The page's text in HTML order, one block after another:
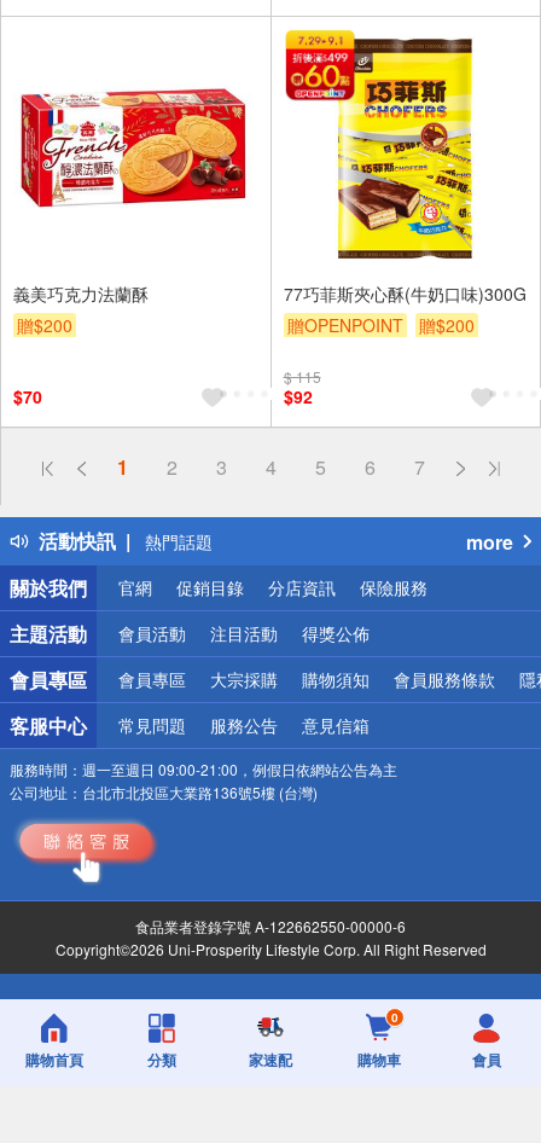
義美巧克力法蘭酥
贈$200
$70
77巧菲斯夾心酥(牛奶口味)300G
贈OPENPOINT
贈$200
$ 115
$92
1 2 3 4 5 6 7
活動快訊
偏遠地區配送
得獎公告
熱門話題
銀行優惠
偏遠地區配送
詐騙網頁！請小心！
more
關於我們
官網 促銷目錄 分店資訊 保險服務
主題活動 會員活動 注目活動 得獎公佈
會員專區 會員專區 大宗採購 購物須知 會員服務條款 隱
客服中心 常見問題 服務公告 意見信箱
服務時間： 週一至週日 09:00-21:00，例假日依網站公告為主
公司地址： 台北市北投區大業路136號5樓 (台灣)
食品業者登錄字號 A-122662550-00000-6
Copyright©2026 Uni-Prosperity Lifestyle Corp. All Right Reserved
購物首頁 分類 家速配
0
購物車 會員